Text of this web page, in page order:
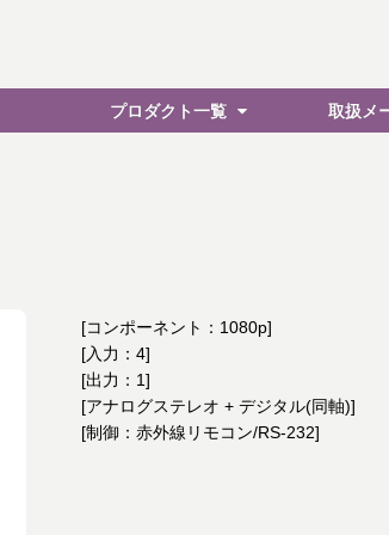
[コンポーネント：1080p]
[入力：4]
[出力：1]
[アナログステレオ + デジタル(同軸)]
[制御：赤外線リモコン/RS-232]
プロダクト一覧 取扱メ